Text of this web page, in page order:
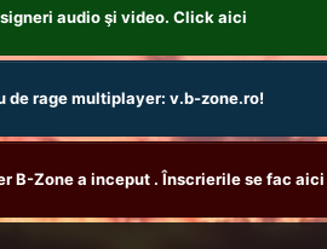
audio şi video. Click aici
de rage multiplayer: v.b-zone.ro!
B-Zone a inceput . Înscrierile se fac aici